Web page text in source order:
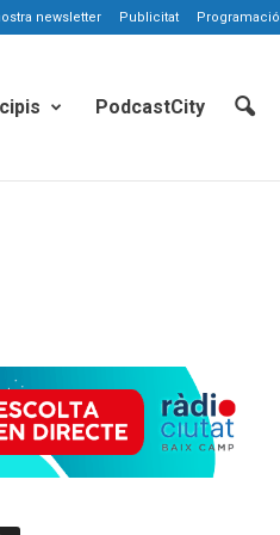
newsletter Publicitat Programació
PodcastCity